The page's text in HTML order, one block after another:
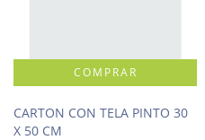
CARTON CON TELA PINTO 30
X 50 CM